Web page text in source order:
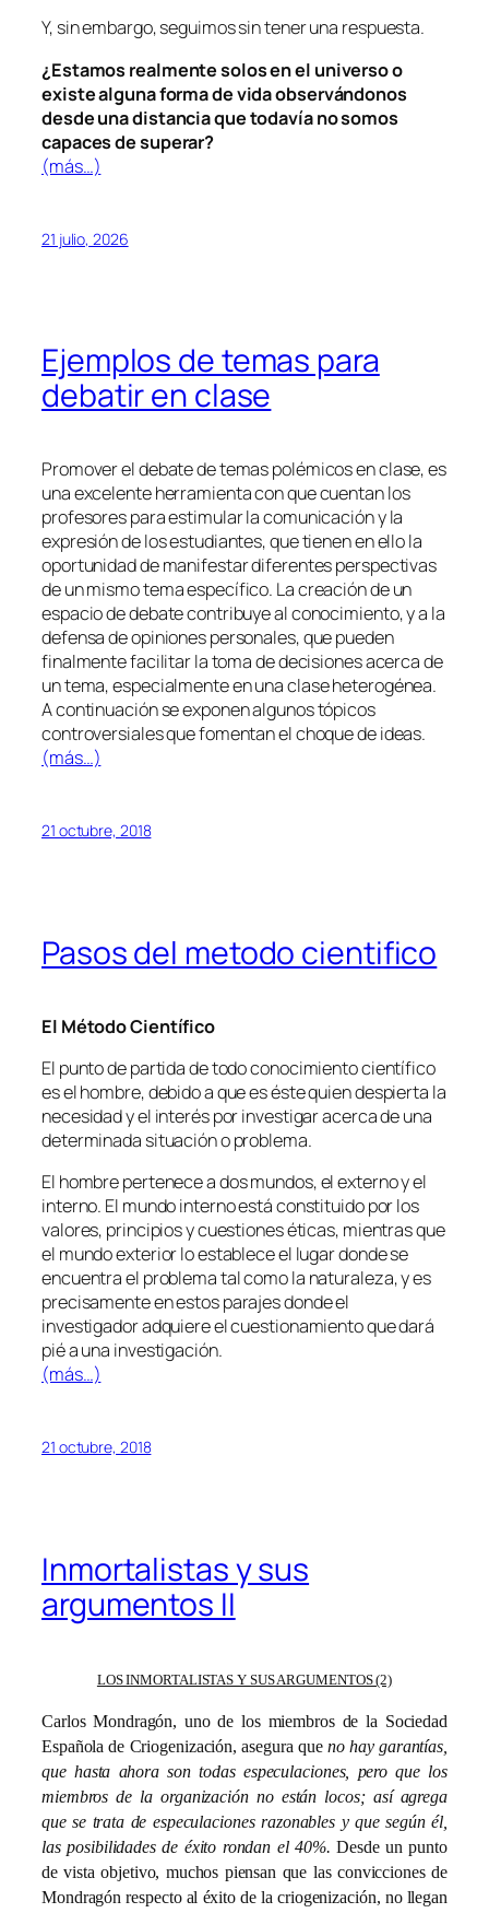
Y, sin embargo, seguimos sin tener una respuesta.
¿Estamos realmente solos en el universo o
existe alguna forma de vida observándonos
desde una distancia que todavía no somos
capaces de superar?
(más…)
21 julio, 2026
Ejemplos de temas para
debatir en clase
Promover el debate de temas polémicos en clase, es
una excelente herramienta con que cuentan los
profesores para estimular la comunicación y la
expresión de los estudiantes, que tienen en ello la
oportunidad de manifestar diferentes perspectivas
de un mismo tema específico. La creación de un
espacio de debate contribuye al conocimiento, y a la
defensa de opiniones personales, que pueden
finalmente facilitar la toma de decisiones acerca de
un tema, especialmente en una clase heterogénea.
A continuación se exponen algunos tópicos
controversiales que fomentan el choque de ideas.
(más…)
21 octubre, 2018
Pasos del metodo cientifico
El Método Científico
El punto de partida de todo conocimiento científico
es el hombre, debido a que es éste quien despierta la
necesidad y el interés por investigar acerca de una
determinada situación o problema.
El hombre pertenece a dos mundos, el externo y el
interno. El mundo interno está constituido por los
valores, principios y cuestiones éticas, mientras que
el mundo exterior lo establece el lugar donde se
encuentra el problema tal como la naturaleza, y es
precisamente en estos parajes donde el
investigador adquiere el cuestionamiento que dará
pié a una investigación.
(más…)
21 octubre, 2018
Inmortalistas y sus
argumentos II
LOS INMORTALISTAS Y SUS ARGUMENTOS (2)
Carlos Mondragón, uno de los miembros de la Sociedad
Española de Criogenización, asegura que no hay garantías,
que hasta ahora son todas especulaciones, pero que los
miembros de la organización no están locos; así agrega
que se trata de especulaciones razonables y que según él,
las posibilidades de éxito rondan el 40%. Desde un punto
de vista objetivo, muchos piensan que las convicciones de
Mondragón respecto al éxito de la criogenización, no llegan